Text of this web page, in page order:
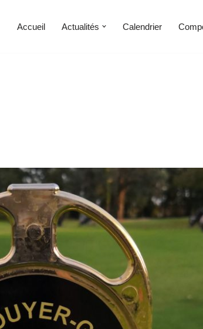
Accueil Actualités Calendrier